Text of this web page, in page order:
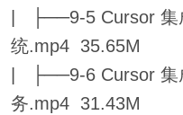
| ├──9-5 Cursor 集
统.mp4 35.65M
| ├──9-6 Cursor 集
务.mp4 31.43M